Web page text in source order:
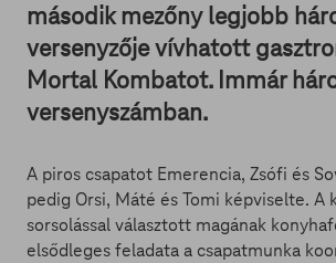
második mezőny legjobb
versenyzője vívhatott
Mortal Kombatot. Immár
versenyszámban.
A piros csapatot Emerencia, Zsófi és
pedig Orsi, Máté és Tomi képviselte. A
sorsolással választott magának
elsődleges feladata a csapatmunka